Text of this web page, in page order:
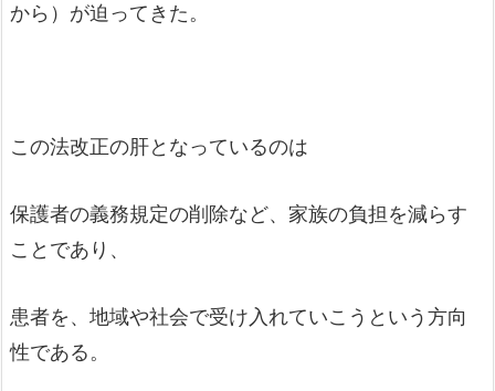
から）が迫ってきた。
この法改正の肝となっているのは
保護者の義務規定の削除など、家族の負担を減らす
ことであり、
患者を、地域や社会で受け入れていこうという方向
性である。